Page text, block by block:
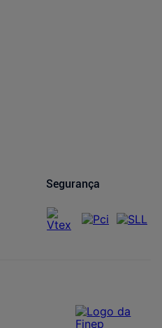
Segurança